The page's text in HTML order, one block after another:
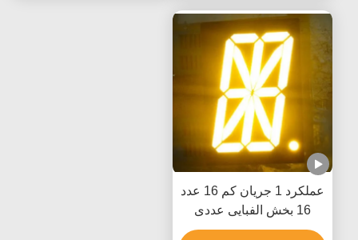
عملکرد 1 جریان کم 16 عدد
16 بخش الفبایی عددی
نمایشگر